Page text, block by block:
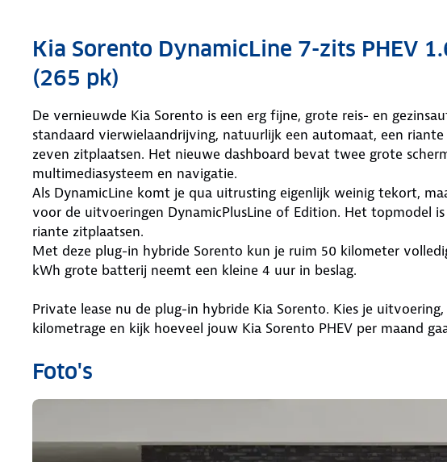
Kia Sorento DynamicLine 7-zits PHEV
(265 pk)
De vernieuwde Kia Sorento is een erg fijne, grote reis- en
standaard vierwielaandrijving, natuurlijk een automaat, een
zeven zitplaatsen. Het nieuwe dashboard bevat twee grote
multimediasysteem en navigatie.
Als DynamicLine komt je qua uitrusting eigenlijk weinig tekort,
voor de uitvoeringen DynamicPlusLine of Edition. Het topmodel
riante zitplaatsen.
Met deze plug-in hybride Sorento kun je ruim 50 kilometer
kWh grote batterij neemt een kleine 4 uur in beslag.
Private lease nu de plug-in hybride Kia Sorento. Kies je
kilometrage en kijk hoeveel jouw Kia Sorento PHEV per maand
Foto's